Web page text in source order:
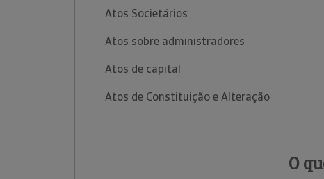
Atos Societários
Atos sobre administradores
Atos de capital
Atos de Constituição e Alteração
O